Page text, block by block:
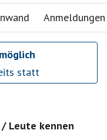
Anmeldungen
statt
Leute kennen